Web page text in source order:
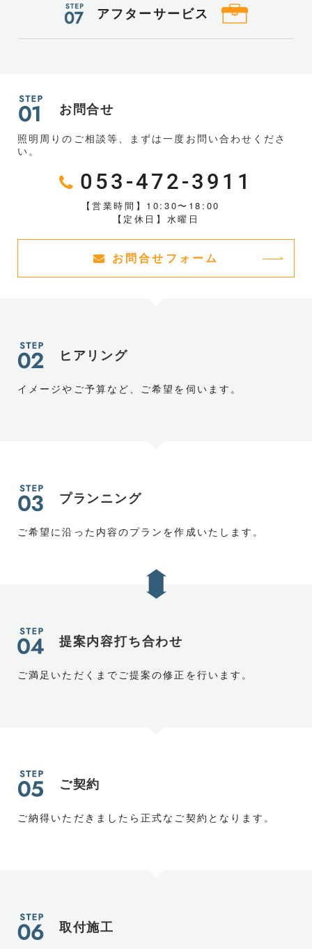
アフターサービス
お問合せ
照明周りのご相談等、まずは一度お問い合わせくださ
い。
053-472-3911
【営業時間】10:30〜18:00
【定休日】水曜日
お問合せフォーム
ヒアリング
イメージやご予算など、ご希望を伺います。
プランニング
ご希望に沿った内容のプランを作成いたします。
提案内容打ち合わせ
ご満足いただくまでご提案の修正を行います。
ご契約
ご納得いただきましたら正式なご契約となります。
取付施工